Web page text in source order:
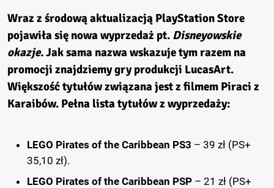
Wraz z środową aktualizacją PlayStation Store
pojawiła się nowa wyprzedaż pt. Disneyowskie
okazje.Jak sama nazwa wskazuje tym razem na
promocji znajdziemy gry produkcji LucasArt.
Większość tytułów związana jest z filmem Piraci z
Karaibów. Pełna lista tytułów z wyprzedaży:
LEGO Pirates of the Caribbean PS3 – 39 zł (PS+
35,10 zł).
LEGO Pirates of the Caribbean PSP – 21 zł (PS+